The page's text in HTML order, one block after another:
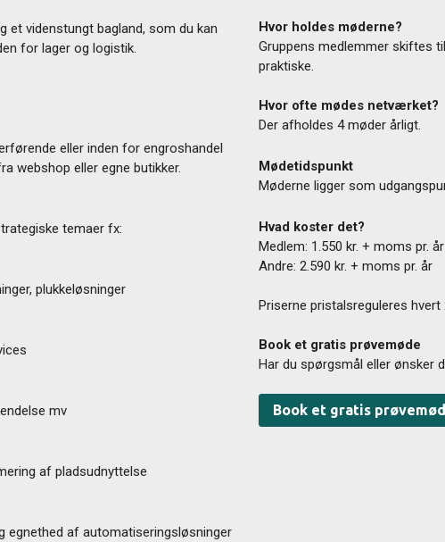
et videnstungt bagland, som du kan
for lager og logistik.
eller inden for engroshandel
webshop eller egne butikker.
temaer fx:
plukkeløsninger
mv
af pladsudnyttelse
egnethed af automatiseringsløsninger
Hvor holdes møderne?
Gruppens medlemmer skiftes
praktiske.
Hvor ofte mødes netværket?
Der afholdes 4 møder årligt.
Mødetidspunkt
Møderne ligger som
Hvad koster det?
Medlem: 1.550 kr. + moms pr. år
Andre: 2.590 kr. + moms pr. år
Priserne pristalsreguleres hvert
Book et gratis prøvemøde
Har du spørgsmål eller
Book et gratis